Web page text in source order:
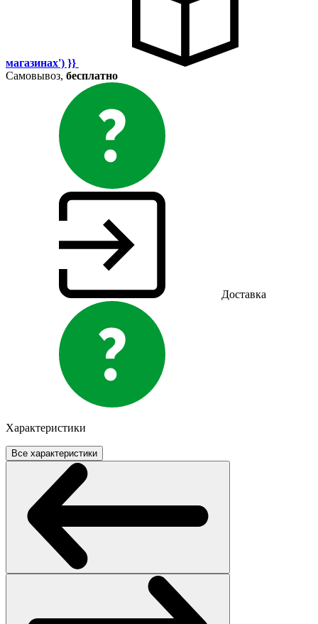
магазинах') }}
Самовывоз, бесплатно
Доставка
Характеристики
Все характеристики